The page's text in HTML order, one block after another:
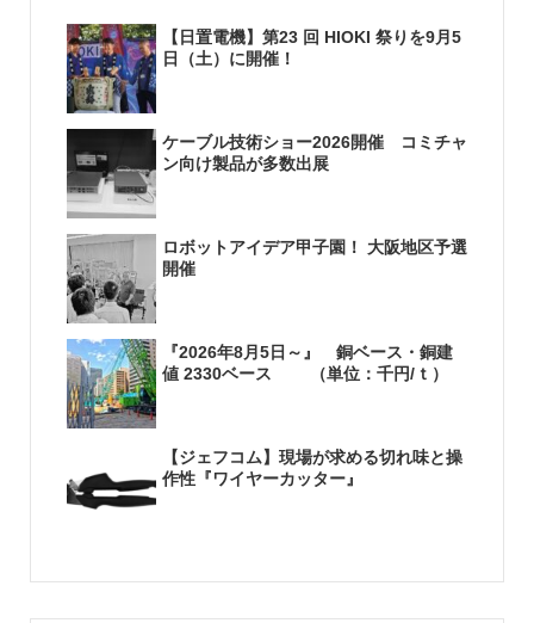
【日置電機】第23 回 HIOKI 祭りを9月5
日（土）に開催！
ケーブル技術ショー2026開催 コミチャ
ン向け製品が多数出展
ロボットアイデア甲子園！ 大阪地区予選
開催
『2026年8月5日～』 銅ベース・銅建
値 2330ベース （単位：千円/ｔ）
【ジェフコム】現場が求める切れ味と操
作性『ワイヤーカッター』